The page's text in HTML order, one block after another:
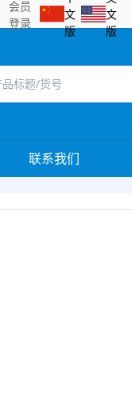
会员
登录
文
版
文
版
联系我们